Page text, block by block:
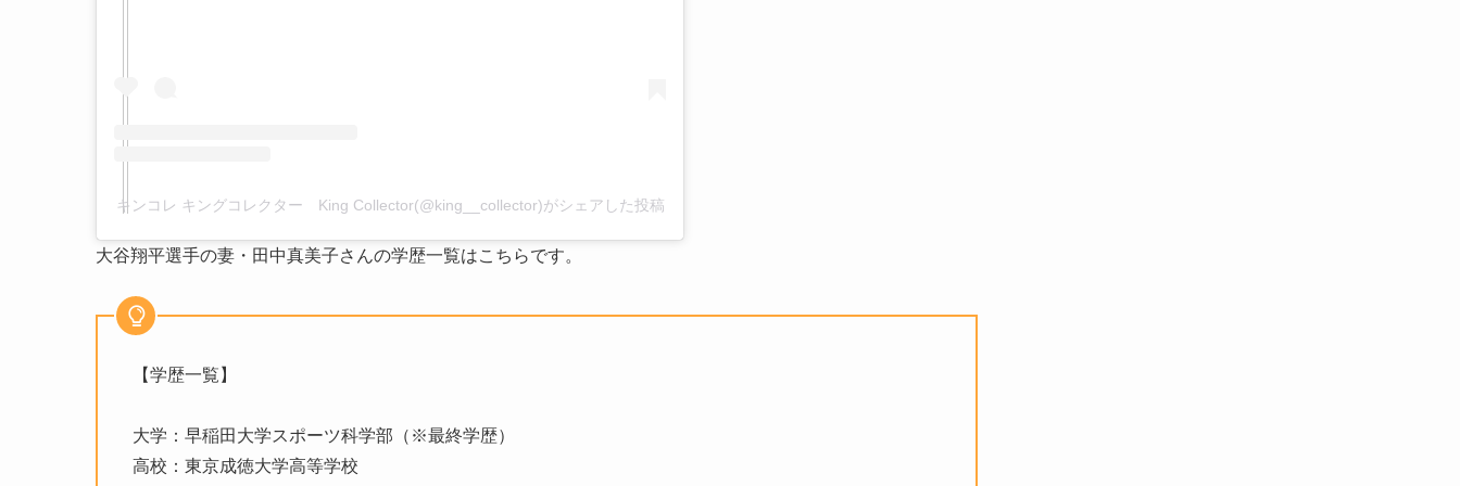
キンコレ キングコレクター King Collector(@king__collector)がシェアした投稿
大谷翔平選手の妻・田中真美子さんの学歴一覧はこちらです。
【学歴一覧】
大学：早稲田大学スポーツ科学部（※最終学歴）
高校：東京成徳大学高等学校